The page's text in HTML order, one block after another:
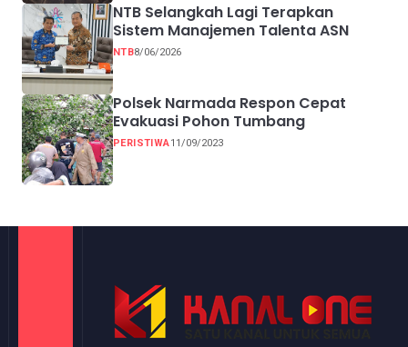
NTB Selangkah Lagi Terapkan
Sistem Manajemen Talenta ASN
NTB8/06/2026
Polsek Narmada Respon Cepat
Evakuasi Pohon Tumbang
PERISTIWA11/09/2023